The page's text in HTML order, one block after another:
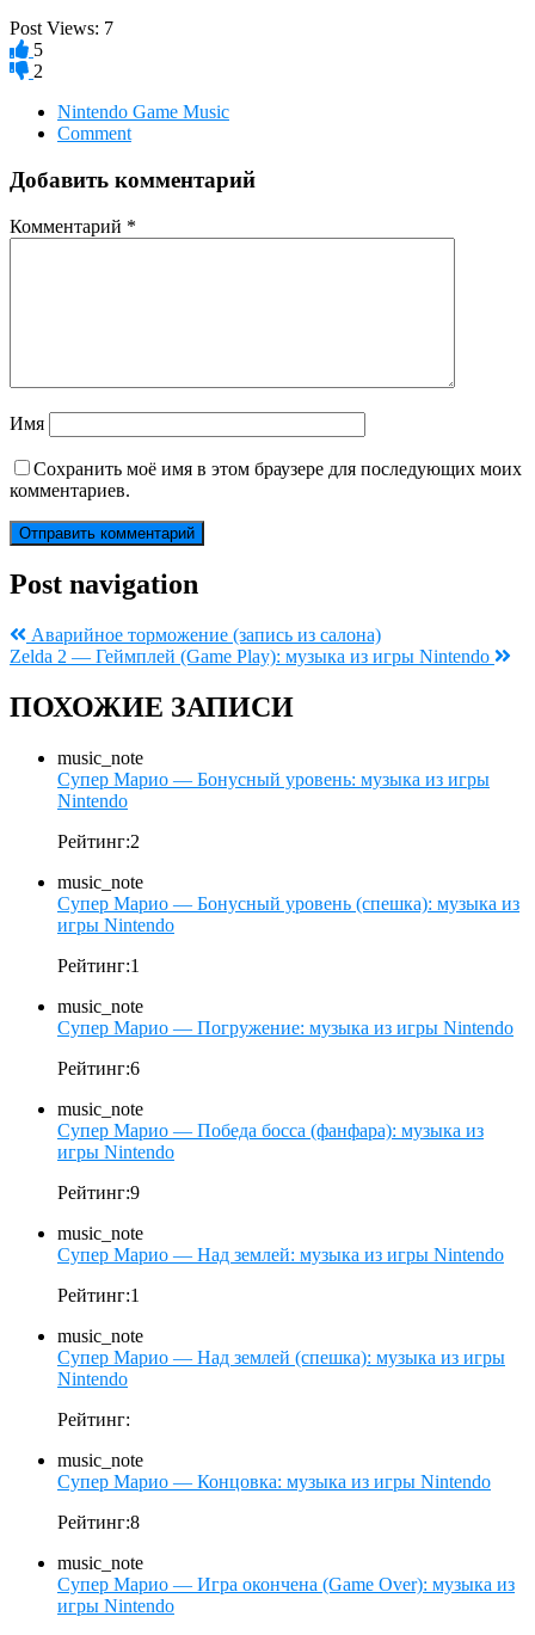
Post Views: 7
5
2
Nintendo Game Music
Comment
Добавить комментарий
Комментарий *
Имя
Сохранить моё имя в этом браузере для последующих моих
комментариев.
Post navigation
Аварийное торможение (запись из салона)
Zelda 2 — Геймплей (Game Play): музыка из игры Nintendo
ПОХОЖИЕ ЗАПИСИ
music_note
Супер Марио — Бонусный уровень: музыка из игры
Nintendo
Рейтинг:2
music_note
Супер Марио — Бонусный уровень (спешка): музыка из
игры Nintendo
Рейтинг:1
music_note
Супер Марио — Погружение: музыка из игры Nintendo
Рейтинг:6
music_note
Супер Марио — Победа босса (фанфара): музыка из
игры Nintendo
Рейтинг:9
music_note
Супер Марио — Над землей: музыка из игры Nintendo
Рейтинг:1
music_note
Супер Марио — Над землей (спешка): музыка из игры
Nintendo
Рейтинг:
music_note
Супер Марио — Концовка: музыка из игры Nintendo
Рейтинг:8
music_note
Супер Марио — Игра окончена (Game Over): музыка из
игры Nintendo